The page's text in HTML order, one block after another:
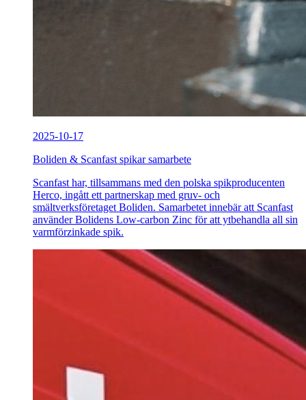
2025-10-17
Boliden & Scanfast spikar samarbete
Scanfast har, tillsammans med den polska spikproducenten
Herco, ingått ett partnerskap med gruv- och
smältverksföretaget Boliden. Samarbetet innebär att Scanfast
använder Bolidens Low-carbon Zinc för att ytbehandla all sin
varmförzinkade spik.